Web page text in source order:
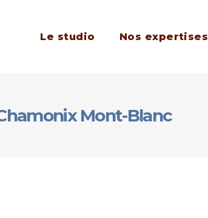
Le studio Nos expertises
Mont-Blanc